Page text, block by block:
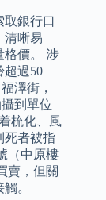
取銀行口
清晰易
格價。 涉
超過50
澤街，
到單位
梳化、風
死者被指
（中原樓
賣，但關
。